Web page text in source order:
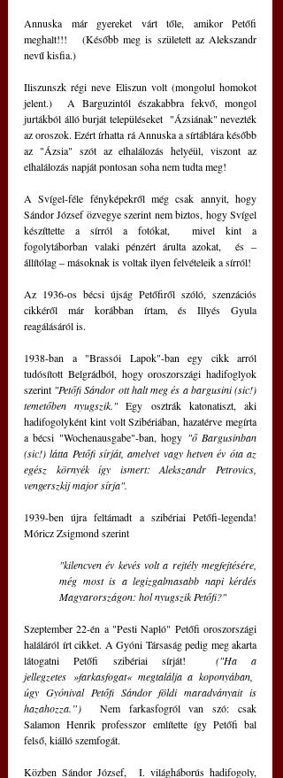
Annuska már gyereket várt tőle, amikor Petőfi
meghalt!!!   (Később meg is született az Alekszandr
nevű kisfia.)
Iliszunszk régi neve Eliszun volt (mongolul homokot
jelent.)  A Barguzintól északabbra fekvő, mongol
jurtákból álló burját településeket  "Ázsiának" nevezték
az oroszok. Ezért írhatta rá Annuska a sírtáblára később
az "Ázsia" szót az elhalálozás helyéül, viszont az
elhalálozás napját pontosan soha nem tudta meg!
A Svígel-féle fényképekről még csak annyit, hogy
Sándor József özvegye szerint nem biztos, hogy Svígel
készíttette a sírról a fotókat,  mivel kint a
fogolytáborban valaki pénzért árulta azokat,  és ‒
állítólag ‒ másoknak is voltak ilyen felvételeik a sírról!
Az 1936-os bécsi újság Petőfiről szóló, szenzációs
cikkéről már korábban írtam, és Illyés Gyula
reagálásáról is.
1938-ban a "Brassói Lapok"-ban egy cikk arról
tudósított Belgrádból, hogy oroszországi hadifoglyok
szerint "Petőfi Sándor ott halt meg és a bargusini (sic!)
temetőben nyugszik." Egy osztrák katonatiszt, aki
hadifogolyként kint volt Szibériában, hazatérve megírta
a bécsi "Wochenausgabe"-ban, hogy "ő Bargusinban
(sic!) látta Petőfi sírját, amelyet vagy hetven év óta az
egész környék így ismert: Alekszandr Petrovics,
vengerszkij major sírja".
1939-ben újra feltámadt a szibériai Petőfi-legenda!
Móricz Zsigmond szerint
"kilencven év kevés volt a rejtély megfejtésére,
még most is a legizgalmasabb napi kérdés
Magyarországon: hol nyugszik Petőfi?"
Szeptember 22-én a "Pesti Napló" Petőfi oroszországi
haláláról írt cikket. A Gyóni Társaság pedig meg akarta
látogatni Petőfi szibériai sírját! ("Ha a
jellegzetes »farkasfogat« megtalálja a koponyában,
úgy Gyónival Petőfi Sándor földi maradványait is
hazahozza.”) Nem farkasfogról van szó: csak
Salamon Henrik professzor említette így Petőfi bal
felső, kiálló szemfogát.
Közben Sándor József,  I. világháborús hadifogoly,